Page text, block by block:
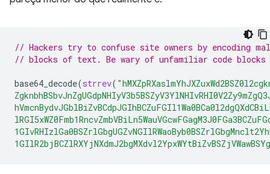
// Hackers try to confuse site owners by encoding
// blocks of text. Be wary of unfamiliar code
base64_decode(strrev(